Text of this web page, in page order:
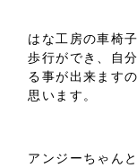
はな工房の車椅
歩行ができ、自
る事が出来ます
思います。
アンジーちゃん